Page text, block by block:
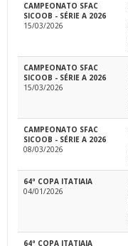
CAMPEONATO SFAC
SICOOB - SÉRIE A 2026
15/03/2026
CAMPEONATO SFAC
SICOOB - SÉRIE A 2026
15/03/2026
CAMPEONATO SFAC
SICOOB - SÉRIE A 2026
08/03/2026
64ª COPA ITATIAIA
04/01/2026
64ª COPA ITATIAIA